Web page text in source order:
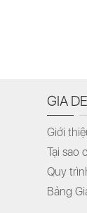
GIA
Giới
Tại sao
Quy
Bảng